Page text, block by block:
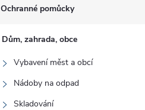
Ochranné pomůcky
Dům, zahrada, obce
Vybavení měst a obcí
Nádoby na odpad
Skladování